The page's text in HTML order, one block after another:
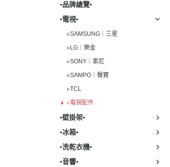
▪︎品牌總覽▪︎
▪︎電視▪︎
▹SAMSUNG｜三星
▹LG｜樂金
▹SONY｜索尼
▹SAMPO｜聲寶
▹TCL
▹電視配件
▪︎壁掛架▪︎
▪︎冰箱▪︎
▪︎洗乾衣機▪︎
▪︎音響▪︎